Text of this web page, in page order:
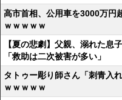
高市首相、公用車を3000万円
ｗｗｗｗｗ
【夏の悲劇】父親、溺れた
「救助は二次被害が多い」
タトゥー彫り師さん「刺青入
ｗｗｗｗｗ